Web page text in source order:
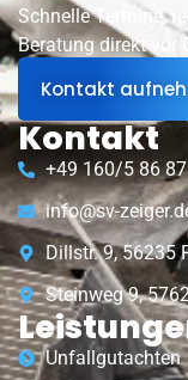
Schnelle Termine,
Beratung direkt vor
Kontakt
Kontakt
+49 160/5 86
info@sv-
Dillstr. 9, 56235
Steinweg 9,
Unfallgutachten